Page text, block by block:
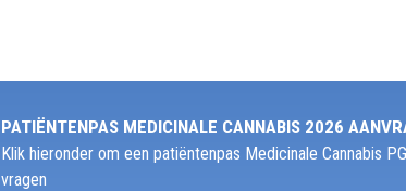
PATIËNTENPAS MEDICINALE CANNABIS 2026
Klik hieronder om een patiëntenpas Medicinale Cannabis
vragen